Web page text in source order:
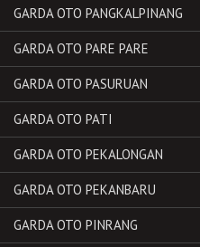
GARDA OTO PANGKALPINANG
GARDA OTO PARE PARE
GARDA OTO PASURUAN
GARDA OTO PATI
GARDA OTO PEKALONGAN
GARDA OTO PEKANBARU
GARDA OTO PINRANG